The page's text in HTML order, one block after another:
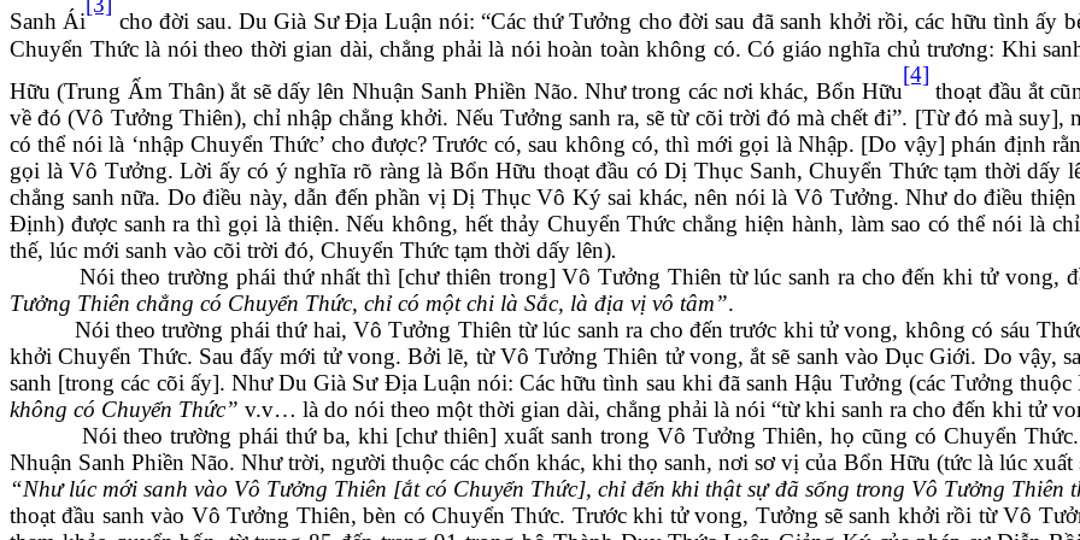
Sanh Ái cho đời sau. Du Già Sư Địa Luận nói: “Các thứ Tưởng cho đời sau đã sanh khởi rồi, các hữu tình ấy
Chuyển Thức là nói theo thời gian dài, chẳng phải là nói hoàn toàn không có. Có giáo nghĩa chủ trương: Khi
Hữu (Trung Ấm Thân) ắt sẽ dấy lên Nhuận Sanh Phiền Não. Như trong các nơi khác, Bổn Hữu
[4]
thoạt đầuắt
về đó (Vô Tưởng Thiên), chỉ nhập chẳng khởi. Nếu Tưởng sanh ra, sẽ từ cõi trời đó mà chết đi”. [Từ đó mà
có thể nói là ‘nhập Chuyển Thức’ cho được? Trước có, sau không có, thì mới gọi là Nhập. [Do vậy] phán định
gọi là Vô Tưởng. Lời ấy có ý nghĩa rõ ràng là Bổn Hữu thoạt đầu có Dị Thục Sanh, Chuyển Thức tạm thời dấy
chẳng sanh nữa. Do điều này, dẫn đến phần vị Dị Thục Vô Ký sai khác, nên nói là Vô Tưởng. Như do điều
Định) được sanh ra thì gọi là thiện. Nếu không, hết thảy Chuyển Thức chẳng hiện hành, làm sao có thể nói là
thế, lúc mới sanh vào cõi trời đó, Chuyển Thức tạm thời dấy lên).
Nói theo trường phái thứ nhất thì [chư thiên trong] Vô Tưởng Thiên từ lúc sanh ra cho đến khi tử vong,
Tưởng Thiên chẳng có Chuyển Thức, chỉ có một chi là Sắc, là địa vị vô tâm”.
Nói theo trường phái thứ hai, Vô Tưởng Thiên từ lúc sanh ra cho đến trước khi tử vong, không có sáu Thức
khởi Chuyển Thức. Sau đấy mới tử vong. Bởi lẽ, từ Vô Tưởng Thiên tử vong, ắt sẽ sanh vào Dục Giới. Do vậy,
sanh [trong các cõi ấy]. Như Du Già Sư Địa Luận nói: Các hữu tình sau khi đã sanh Hậu Tưởng (các Tưởng
không có Chuyển Thức” v.v… là do nói theo một thời gian dài, chẳng phải là nói “từ khi sanh ra cho đến khi tử
Nói theo trường phái thứ ba, khi [chư thiên] xuất sanh trong Vô Tưởng Thiên, họ cũng có Chuyển Thức.
Nhuận Sanh Phiền Não. Như trời, người thuộc các chốn khác, khi thọ sanh, nơi sơ vị của Bổn Hữu (tức là lúc
“Như lúc mới sanh vào Vô Tưởng Thiên [ắt có Chuyển Thức], chỉ đến khi thật sự đã sống trong Vô Tưởng Thiên
thoạt đầu sanh vào Vô Tưởng Thiên, bèn có Chuyển Thức. Trước khi tử vong, Tưởng sẽ sanh khởi rồi từ Vô